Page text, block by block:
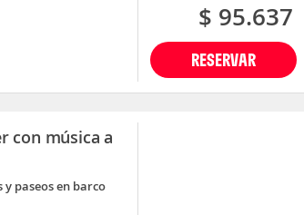
RESERVAR
$ 95.637
con música a
y paseos en barco